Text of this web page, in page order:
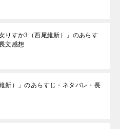
りすか3（西尾維新）」のあらす
文感想
新）」のあらすじ・ネタバレ・長